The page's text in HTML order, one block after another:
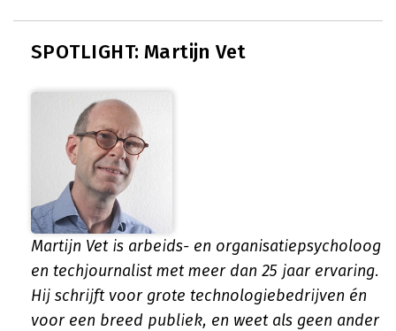
SPOTLIGHT: Martijn Vet
Martijn Vet is arbeids- en organisatiepsycholoog
en techjournalist met meer dan 25 jaar ervaring.
Hij schrijft voor grote technologiebedrijven én
voor een breed publiek, en weet als geen ander